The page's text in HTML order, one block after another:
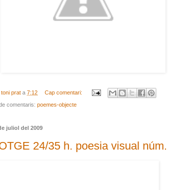
toni prat a 7:12 Cap comentari:
comentaris: poemes-objecte
juliol del 2009
24/35 h. poesia visual